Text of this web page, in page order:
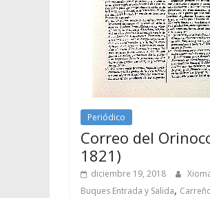
Periódico
Correo del
1821)
diciembre 19, 2018
Buques Entrada y Salida,